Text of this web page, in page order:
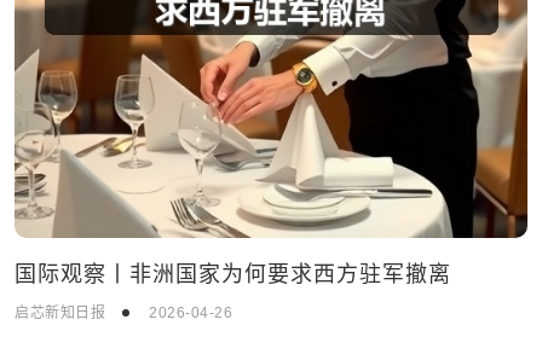
国际观察丨非洲国家为何要求西方驻军撤离
启芯新知日报 2026-04-26